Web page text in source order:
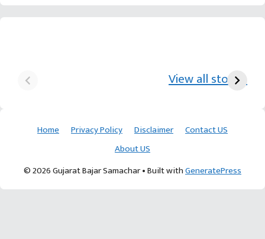
View all stories
ખેડૂતની કમાલ આચાર્ય દેવવ્રતજી
Home Privacy Policy Disclaimer
Contact US
About US
© 2026 Gujarat Bajar Samachar• Built withGeneratePress